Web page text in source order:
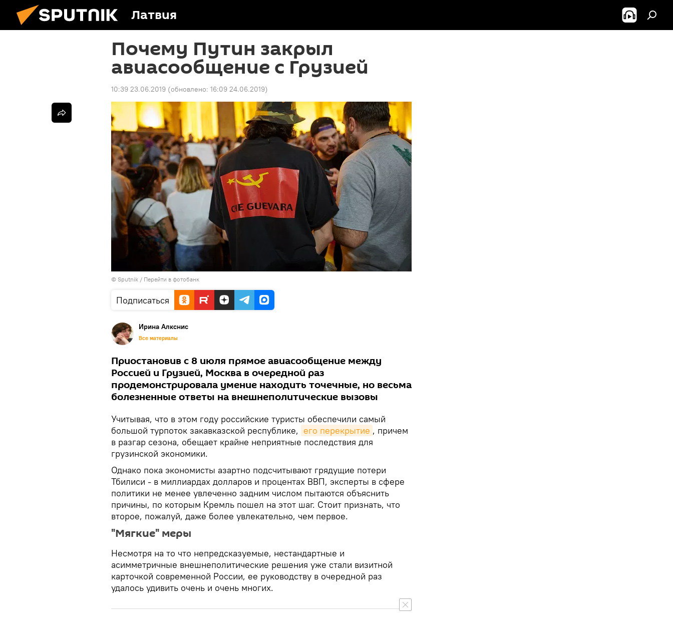
Латвия
Почему Путин закрыл
авиасообщение с Грузией
10:39 23.06.2019 (обновлено: 16:09 24.06.2019)
© Sputnik / Перейти в фотобанк
Подписаться
Ирина Алкснис
Все материалы
Приостановив с 8 июля прямое авиасообщение между
Россией и Грузией, Москва в очередной раз
продемонстрировала умение находить точечные, но весьма
болезненные ответы на внешнеполитические вызовы
Учитывая, что в этом году российские туристы обеспечили самый
большой турпоток закавказской республике, его перекрытие , причем
в разгар сезона, обещает крайне неприятные последствия для
грузинской экономики.
Однако пока экономисты азартно подсчитывают грядущие потери
Тбилиси - в миллиардах долларов и процентах ВВП, эксперты в сфере
политики не менее увлеченно задним числом пытаются объяснить
причины, по которым Кремль пошел на этот шаг. Стоит признать, что
второе, пожалуй, даже более увлекательно, чем первое.
"Мягкие" меры
Несмотря на то что непредсказуемые, нестандартные и
асимметричные внешнеполитические решения уже стали визитной
карточкой современной России, ее руководству в очередной раз
удалось удивить очень и очень многих.